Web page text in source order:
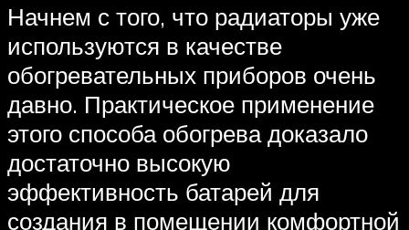
Начнем с того, что радиаторы уже
используются в качестве
обогревательных приборов очень
давно. Практическое применение
этого способа обогрева доказало
достаточно высокую
эффективность батарей для
создания в помещении комфортной